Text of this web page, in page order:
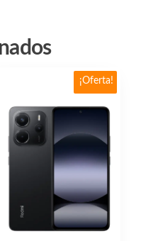
¡Oferta!